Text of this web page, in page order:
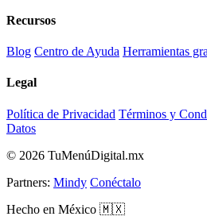
Recursos
Blog Centro de Ayuda Herramientas
Legal
Política de Privacidad Términos y
Datos
© 2026 TuMenúDigital.mx
Partners: Mindy Conéctalo
Hecho en México 🇲🇽